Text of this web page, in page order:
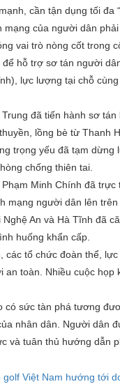
cần tận dụng tối đa
mạng của người dân
vai trò nòng cốt trong
hỗ trợ sơ tán người
lực lượng tại chỗ
đã tiến hành sơ
lồng bè từ Thanh
trọng yếu đã tạm
chống thiên tai.
Minh Chính đã trực
mạng người dân lên trên
An và Hà Tĩnh đã
huống khẩn cấp.
các tổ chức đoàn thể,
an toàn. Nhiều cuộc
có sức tàn phá tương
nhân dân. Người dân
và tuân thủ hướng dẫn
golf Việt Nam hướng tới